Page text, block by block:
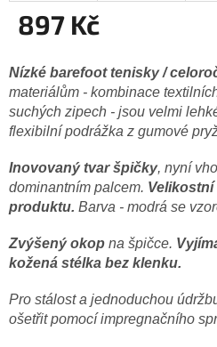
897 Kč
cena:
Nízké barefoot tenisky /
materiálům - kombinace
suchých zipech - jsou velmi
flexibilní podrážka z gumové
Inovovaný tvar špičky, nyní
dominantním palcem.
produktu. Barva - modrá se
Zvýšený okop na špičce.
kožená stélka bez klenku.
Pro stálost a jednoduchou
ošetřit pomocí impregnačního